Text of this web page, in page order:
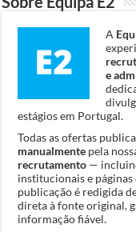
A
e
estágios em Portugal.
Todas as ofertas
manualmente pela
recrutamento —
institucionais e páginas
publicação é redigida
direta à fonte original,
informação fiável.